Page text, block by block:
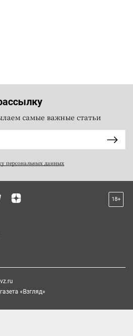
самые важные статьи
персональных данных
18+
«Взгляд»